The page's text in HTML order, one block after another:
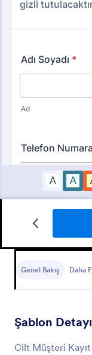
Genel Bakış Daha
Şablon Detayı
Cilt Müşteri
Yeni
olmalarını ve